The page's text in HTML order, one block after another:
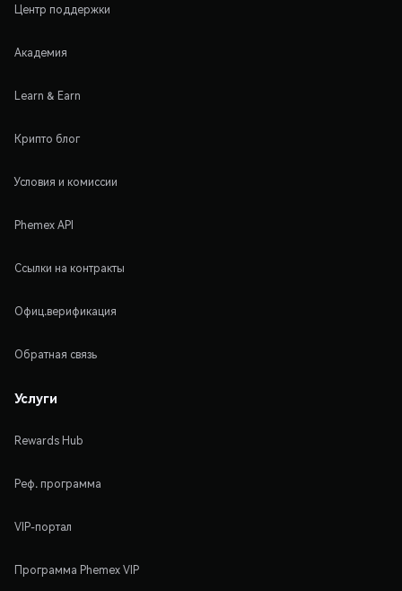
Центр поддержки
Академия
Learn & Earn
Крипто блог
Условия и комиссии
Phemex API
Ссылки на контракты
Офиц.верификация
Обратная связь
Услуги
Rewards Hub
Реф. программа
VIP-портал
Программа Phemex VIP